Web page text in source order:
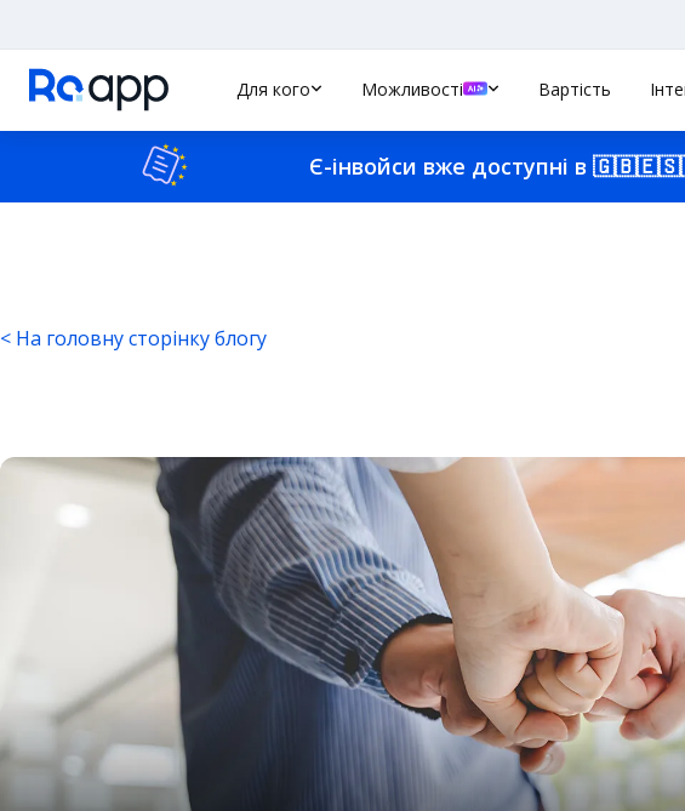
Для кого Можливості Вартість
Є-інвойси вже доступні в 🇬🇧🇪🇸
< На головну сторінку блогу